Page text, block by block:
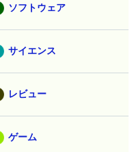
ソフトウェア
サイエンス
レビュー
ゲーム